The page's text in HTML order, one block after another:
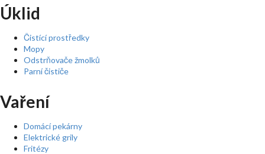
Úklid
Čistící prostředky
Mopy
Odstrňovače žmolků
Parní čističe
Vaření
Domácí pekárny
Elektrické grily
Fritézy